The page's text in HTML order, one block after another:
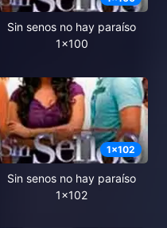
Sin senos no hay paraíso
1x100
1x102
Sin senos no hay paraíso
1x102